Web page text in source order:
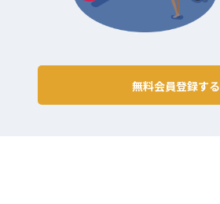
無料会員登録する